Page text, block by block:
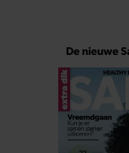
De nieuwe